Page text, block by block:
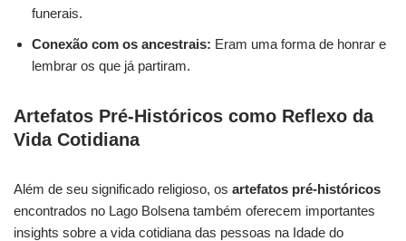
funerais.
Conexão com os ancestrais: Eram uma forma de honrar e
lembrar os que já partiram.
Artefatos Pré-Históricos como Reflexo da
Vida Cotidiana
Além de seu significado religioso, os artefatos pré-históricos
encontrados no Lago Bolsena também oferecem importantes
insights sobre a vida cotidiana das pessoas na Idade do